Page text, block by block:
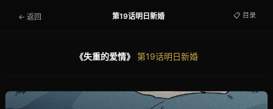
← 返回 第19话明日新婚 📋 目录
《失重的爱情》 第19话明日新婚